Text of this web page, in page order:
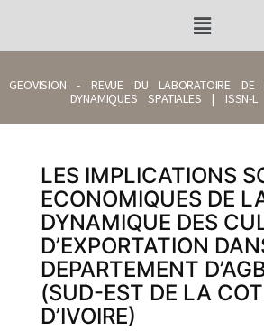
GEOVISION - REVUE DU LABORATOIRE DE
DYNAMIQUES SPATIALES |
LES IMPLICATIONS
ECONOMIQUES DE
DYNAMIQUE DES
D’EXPORTATION
DEPARTEMENT
(SUD-EST DE LA
D’IVOIRE)